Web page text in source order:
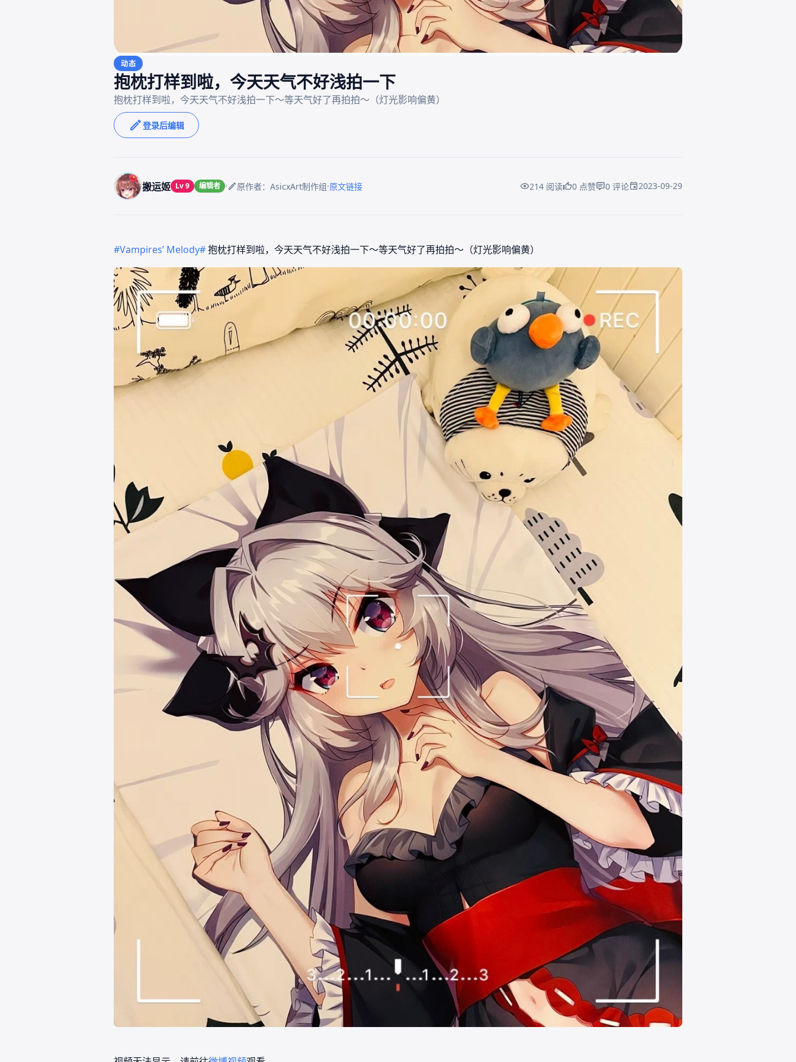
动态
抱枕打样到啦，今天天气不好浅拍一下
登录后编辑
搬运姬 Lv 9 编辑者 · 原作者：AsicxArt制作组·原文链接 214 阅读 0 点赞 0 评论 2023-09-29
#Vampires’ Melody#抱枕打样到啦，今天天气不好浅拍一下～等天气好了再拍拍～（灯光影响偏黄）